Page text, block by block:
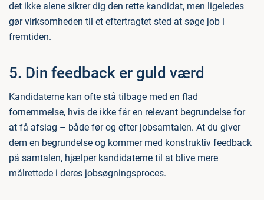
det ikke alene sikrer dig den rette kandidat, men ligeledes
gør virksomheden til et eftertragtet sted at søge job i
fremtiden.
5. Din feedback er guld værd
Kandidaterne kan ofte stå tilbage med en flad
fornemmelse, hvis de ikke får en relevant begrundelse for
at få afslag – både før og efter jobsamtalen. At du giver
dem en begrundelse og kommer med konstruktiv feedback
på samtalen, hjælper kandidaterne til at blive mere
målrettede i deres jobsøgningsproces.